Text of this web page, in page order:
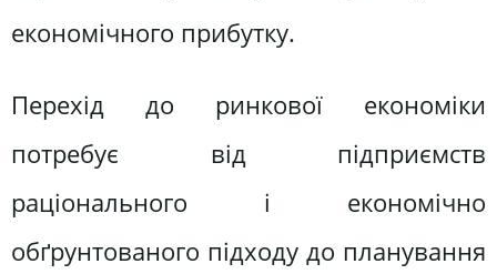
економічного прибутку.
Перехід до ринкової економіки
потребує від підприємств
раціонального і економічно
обґрунтованого підходу до планування